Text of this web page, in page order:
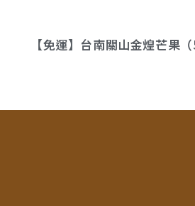
【免運】台南關山金煌芒果